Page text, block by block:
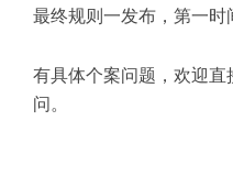
最终规则一发布，第一时
有具体个案问题，欢迎
问。